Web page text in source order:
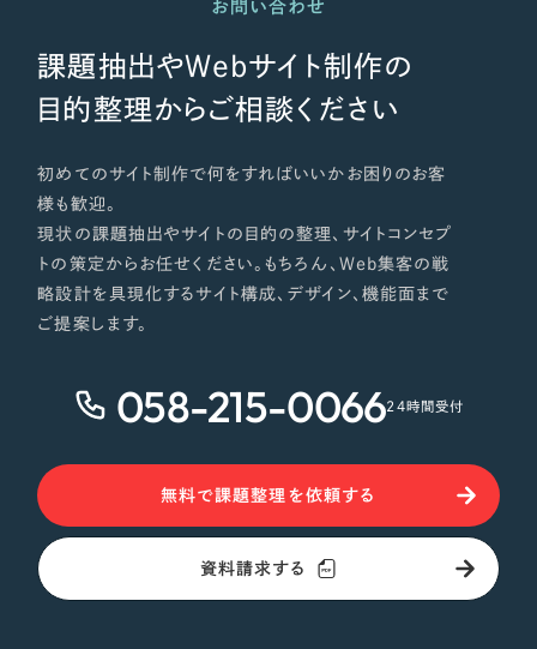
さらに条件を追加する
お問い合わせ
課題抽出やWebサイト制作の
目的整理からご相談ください
初めてのサイト制作で何をすればいいかお困りのお客
様も歓迎。
現状の課題抽出やサイトの目的の整理、サイトコンセプ
トの策定からお任せください。もちろん、Web集客の戦
略設計を具現化するサイト構成、デザイン、機能面まで
ご提案します。
058-215-006624時間受付
無料で課題整理を依頼する
資料請求する